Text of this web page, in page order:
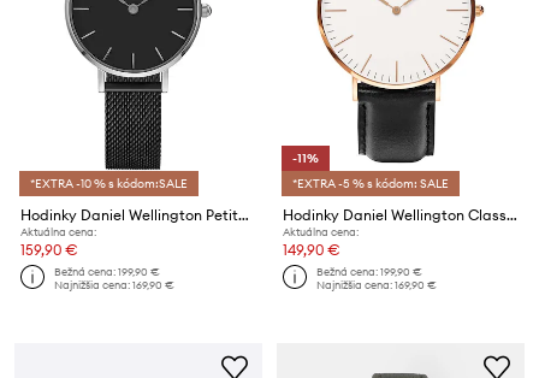
*EXTRA -10 % s kódom:SALE
Hodinky Daniel Wellington Petite 36 Ashfield
Aktuálna cena:
159,90 €
Bežná cena:199,90 €
Najnižšia cena:169,90 €
-11%
*EXTRA -5 % s kódom: SALE
Hodinky Daniel Wellington Classic 40 Sheffield RG
Aktuálna cena:
149,90 €
Bežná cena:199,90 €
Najnižšia cena:169,90 €